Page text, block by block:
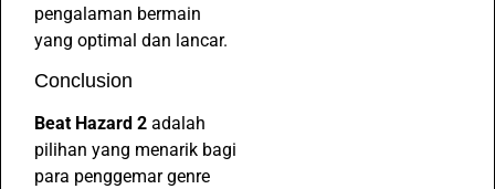
pengalaman bermain
yang optimal dan lancar.
Conclusion
Beat Hazard 2 adalah
pilihan yang menarik bagi
para penggemar genre